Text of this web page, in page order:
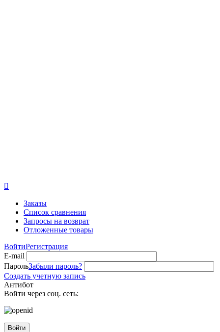

Заказы
Список сравнения
Запросы на возврат
Отложенные товары
ВойтиРегистрация
E-mail
ПарольЗабыли пароль?
Создать учетную запись
Антибот
Войти через соц. сеть:
Войти